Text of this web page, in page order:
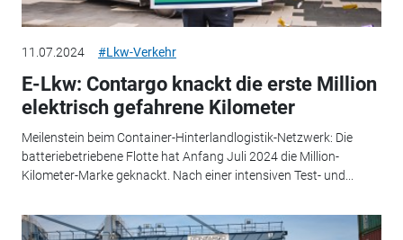
11.07.2024 #Lkw-Verkehr
E-Lkw: Contargo knackt die erste Million
elektrisch gefahrene Kilometer
Meilenstein beim Container-Hinterlandlogistik-Netzwerk: Die
batteriebetriebene Flotte hat Anfang Juli 2024 die Million-
Kilometer-Marke geknackt. Nach einer intensiven Test- und...